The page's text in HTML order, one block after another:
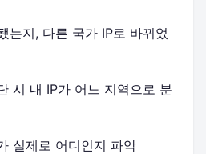
는지, 다른 국가 IP로 바뀌었
시 내 IP가 어느 지역으로 분
실제로 어디인지 파악